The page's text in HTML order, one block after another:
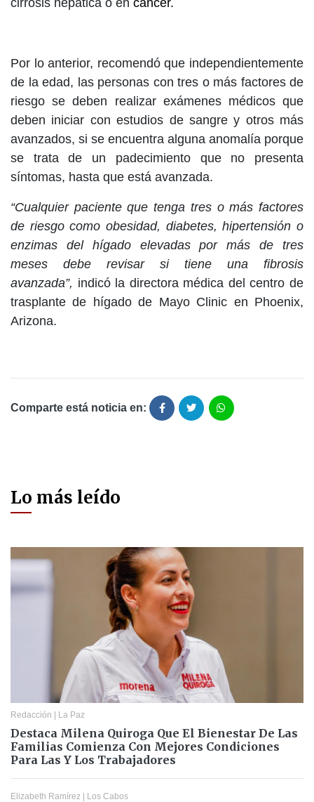
cirrosis hepática o en cáncer.
Por lo anterior, recomendó que independientemente
de la edad, las personas con tres o más factores de
riesgo se deben realizar exámenes médicos que
deben iniciar con estudios de sangre y otros más
avanzados, si se encuentra alguna anomalía porque
se trata de un padecimiento que no presenta
síntomas, hasta que está avanzada.
“Cualquier paciente que tenga tres o más factores
de riesgo como obesidad, diabetes, hipertensión o
enzimas del hígado elevadas por más de tres
meses debe revisar si tiene una fibrosis
avanzada”, indicó la directora médica del centro de
trasplante de hígado de Mayo Clinic en Phoenix,
Arizona.
Comparte está noticia en:
Lo más leído
Redacción | La Paz
Destaca Milena Quiroga Que El Bienestar De Las
Familias Comienza Con Mejores Condiciones
Para Las Y Los Trabajadores
Elizabeth Ramírez | Los Cabos